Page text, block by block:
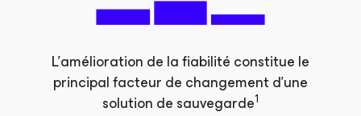
L'amélioration de la fiabilité constitue le
principal facteur de changement d'une
solution de sauvegarde1